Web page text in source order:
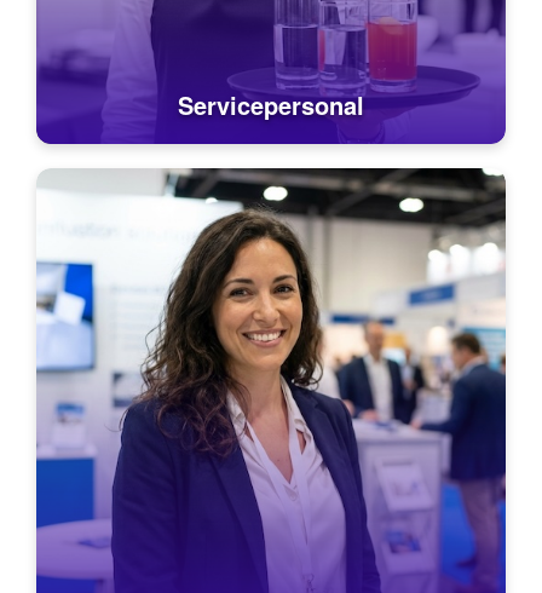
Servicepersonal